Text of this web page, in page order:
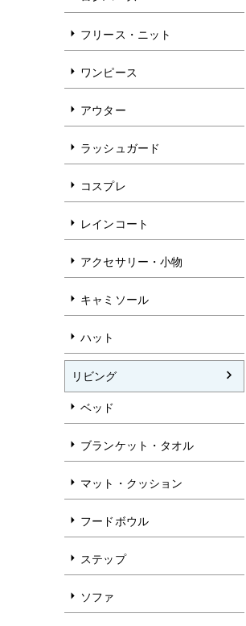
フリース・ニット
ワンピース
アウター
ラッシュガード
コスプレ
レインコート
アクセサリー・小物
キャミソール
ハット
リビング
ベッド
ブランケット・タオル
マット・クッション
フードボウル
ステップ
ソファ